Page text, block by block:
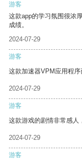
游客
这款app的学习氛围很浓
成绩。
2024-07-29
游客
这款加速器VPM应用程序
2024-07-29
游客
这款游戏的剧情非常感人
2024-07-29
游客